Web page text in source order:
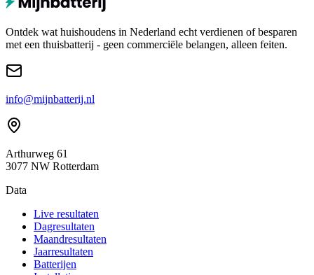
Ontdek wat huishoudens in Nederland echt verdienen of besparen
met een thuisbatterij - geen commerciële belangen, alleen feiten.
info@mijnbatterij.nl
Arthurweg 61
3077 NW Rotterdam
Data
Live resultaten
Dagresultaten
Maandresultaten
Jaarresultaten
Batterijen